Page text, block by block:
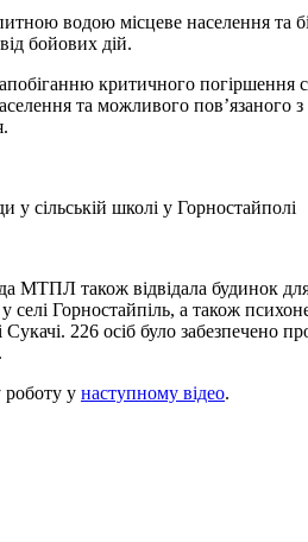
водою місцеве населення та
бойових дій.
критичного погіршення
та можливого пов’язаного
у сільській школі у Горностайполі
МТПЛ також відвідала будинок
селі Горностайпіль, а також
Сукачі. 226 осіб було забезпечено
у наступному відео.